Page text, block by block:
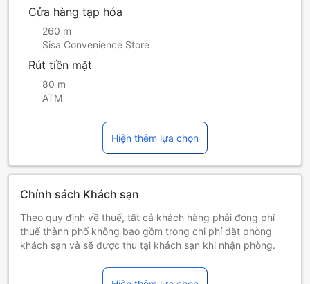
Cửa hàng tạp hóa
260 m
Sisa Convenience Store
Rút tiền mặt
80 m
ATM
Hiện thêm lựa chọn
Chính sách Khách sạn
Theo quy định về thuế, tất cả khách hàng phải đóng phí
thuế thành phố không bao gồm trong chi phí đặt phòng
khách sạn và sẽ được thu tại khách sạn khi nhận phòng.
hút thuốc ngoài các khu vực quy định phải chịu trách